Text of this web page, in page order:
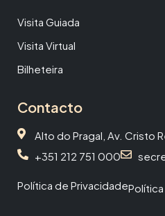
Visita Guiada
Visita Virtual
Bilheteira
Contacto
Alto do Pragal, Av. Cristo
+351 212 751 000
Política de Privacidade